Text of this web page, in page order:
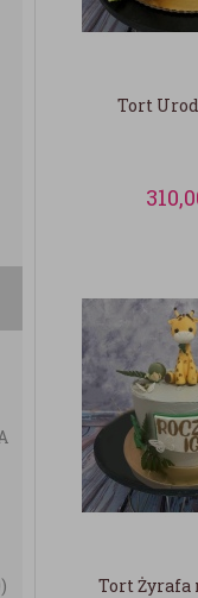
Tort
Tort Żyrafa